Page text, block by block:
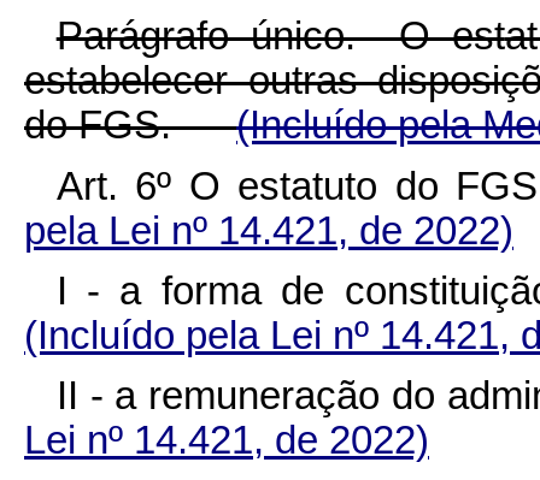
Parágrafo único. O est
estabelecer outras
do FGS.(Incluído pela
Art. 6º O estatuto do
pela Lei nº 14.421, de 2022)
I - a forma de
(Incluído pela Lei nº 14.421,
II - a remuneração do
Lei nº 14.421, de 2022)